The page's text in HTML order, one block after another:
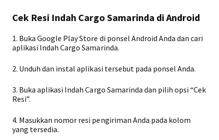
Cek Resi Indah Cargo Samarinda di Android
1. Buka Google Play Store di ponsel Android Anda dan cari
aplikasi Indah Cargo Samarinda.
2. Unduh dan instal aplikasi tersebut pada ponsel Anda.
3. Buka aplikasi Indah Cargo Samarinda dan pilih opsi “Cek
Resi”.
4. Masukkan nomor resi pengiriman Anda pada kolom
yang tersedia.